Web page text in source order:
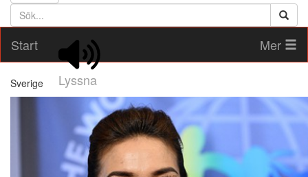
Söktext
Start
Lyssna
Mer
Sverige